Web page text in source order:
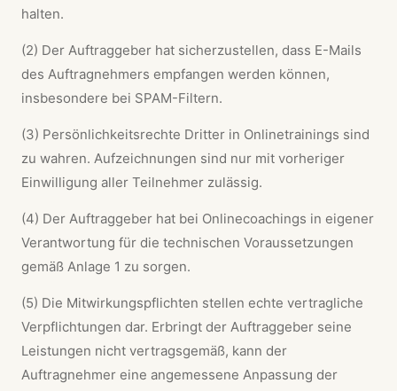
halten.
(2) Der Auftraggeber hat sicherzustellen, dass E-Mails
des Auftragnehmers empfangen werden können,
insbesondere bei SPAM-Filtern.
(3) Persönlichkeitsrechte Dritter in Onlinetrainings sind
zu wahren. Aufzeichnungen sind nur mit vorheriger
Einwilligung aller Teilnehmer zulässig.
(4) Der Auftraggeber hat bei Onlinecoachings in eigener
Verantwortung für die technischen Voraussetzungen
gemäß Anlage 1 zu sorgen.
(5) Die Mitwirkungspflichten stellen echte vertragliche
Verpflichtungen dar. Erbringt der Auftraggeber seine
Leistungen nicht vertragsgemäß, kann der
Auftragnehmer eine angemessene Anpassung der